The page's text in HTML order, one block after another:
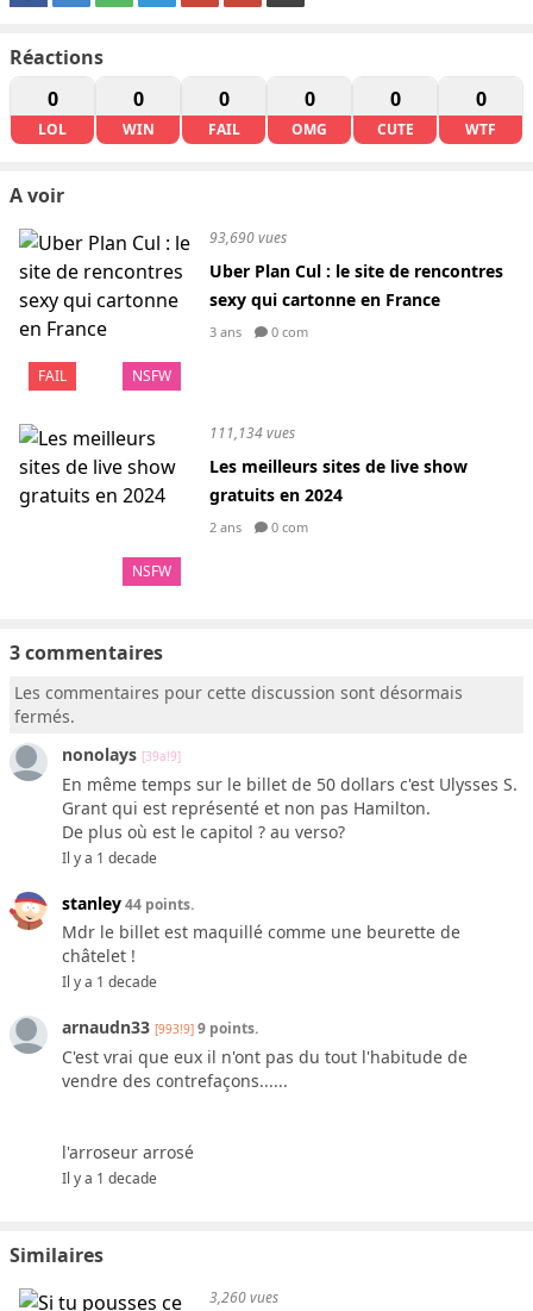
Réactions
0
LOL
0
WIN
0
FAIL
0
OMG
0
CUTE
0
WTF
A voir
FAIL NSFW
93,690 vues
Uber Plan Cul : le site de rencontres
sexy qui cartonne en France
3 ans 0 com
NSFW
111,134 vues
Les meilleurs sites de live show
gratuits en 2024
2 ans 0 com
3 commentaires
Les commentaires pour cette discussion sont désormais
fermés.
nonolays [39a!9]
En même temps sur le billet de 50 dollars c'est Ulysses S.
Grant qui est représenté et non pas Hamilton.
De plus où est le capitol ? au verso?
Il y a 1 decade
stanley44 points.
Mdr le billet est maquillé comme une beurette de
châtelet !
Il y a 1 decade
arnaudn33 [993!9] 9 points.
C'est vrai que eux il n'ont pas du tout l'habitude de
vendre des contrefaçons......
l'arroseur arrosé
Il y a 1 decade
Similaires
3,260 vues